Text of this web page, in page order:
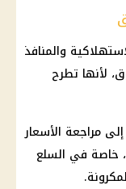
والمنافذ
لأنها تطرح
إلى مراجعة الأسعار
خاصة في السلع